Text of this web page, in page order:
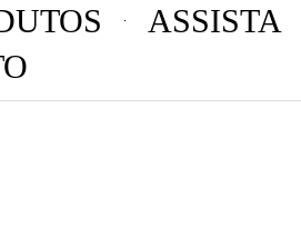
ASSISTA